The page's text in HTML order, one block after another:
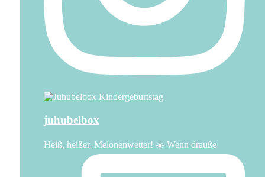
juhubelbox
Heiß, heißer, Melonenwetter! ☀️ Wenn drauße